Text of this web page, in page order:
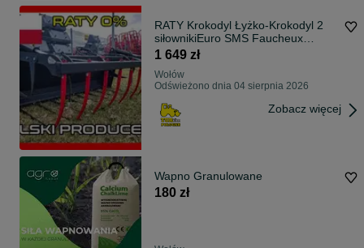
RATY Krokodyl Łyżko-Krokodyl 2
siłownikiEuro SMS Faucheux
DOSTAWA
1 649 zł
Wołów
Odświeżono dnia 04 sierpnia 2026
Zobacz więcej
Wapno Granulowane
180 zł